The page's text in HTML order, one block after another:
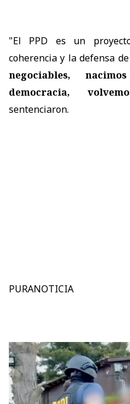
"El PPD es un
coherencia y la defensa
negociables,
democracia,
sentenciaron.
PURANOTICIA